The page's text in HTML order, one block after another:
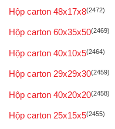
Hộp carton 48x17x8(2472)
Hộp carton 60x35x50(2469)
Hộp carton 40x10x5(2464)
Hộp carton 29x29x30(2459)
Hộp carton 40x20x20(2458)
Hộp carton 25x15x5(2455)